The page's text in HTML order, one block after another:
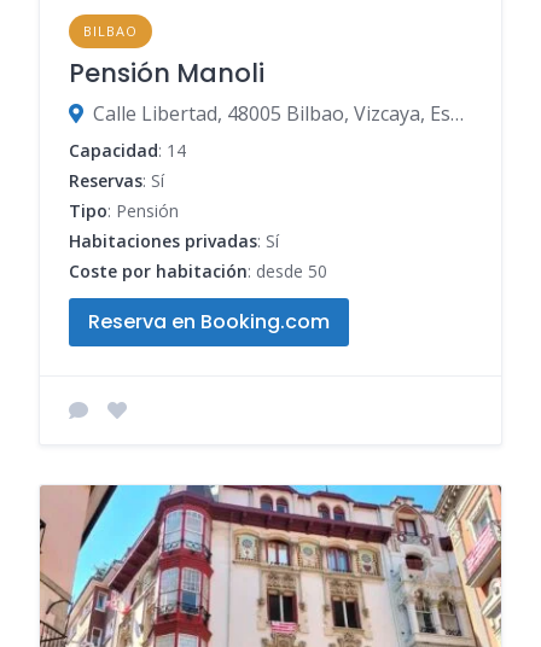
BILBAO
Pensión Manoli
Calle Libertad, 48005 Bilbao, Vizcaya, España
Capacidad: 14
Reservas: Sí
Tipo: Pensión
Habitaciones privadas: Sí
Coste por habitación: desde 50
Reserva en Booking.com